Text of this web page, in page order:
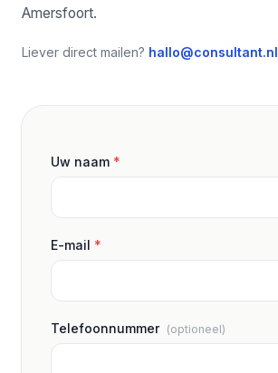
Amersfoort.
Liever direct mailen? hallo@consultant.nl
Uw naam *
E-mail *
Telefoonnummer (optioneel)